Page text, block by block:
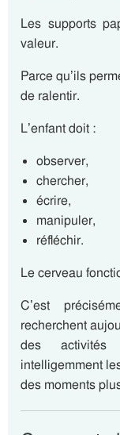
Les supports
valeur.
Parce qu’ils
de ralentir.
L’enfant doit :
observer,
chercher,
écrire,
manipuler,
réfléchir.
Le cerveau
C’est
recherchent
des activités
intelligemment
des moments